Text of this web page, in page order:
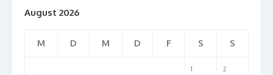
August 2026
M D M D F S S
1 2